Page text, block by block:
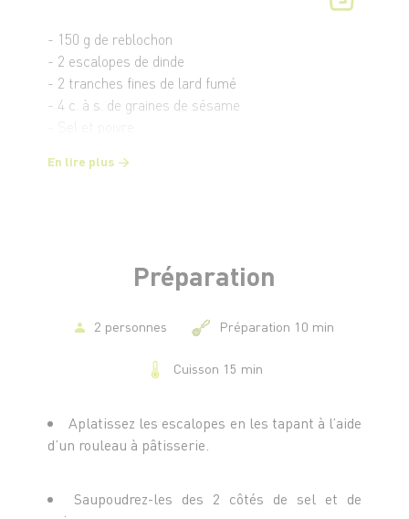
- 150 g de reblochon
- 2 escalopes de dinde
- 2 tranches fines de lard fumé
- 4 c. à s. de graines de sésame
En lire plus
Préparation
2 personnes Préparation 10 min
Cuisson 15 min
Aplatissez les escalopes en les tapant à l’aide
d’un rouleau à pâtisserie.
Saupoudrez-les des 2 côtés de sel et de